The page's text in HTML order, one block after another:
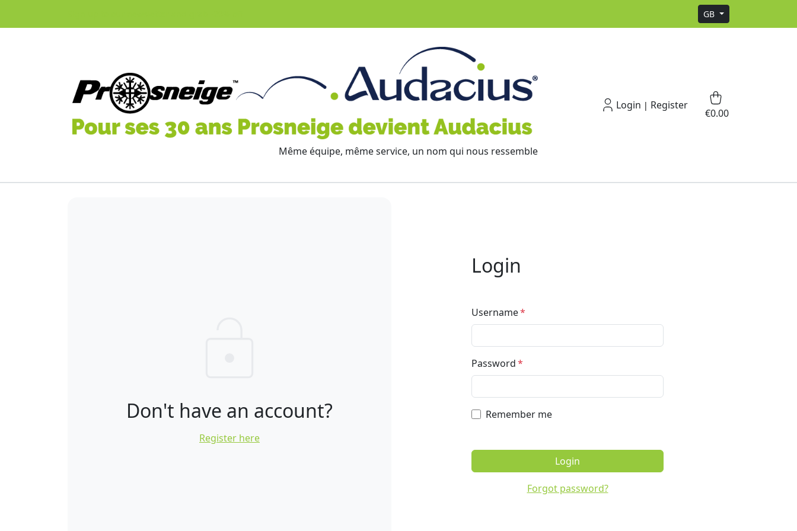
GB
Même équipe, même service, un nom qui nous ressemble
Login | Register
€0.00
Login
Username
Password
Remember me
Login
Forgot password?
Don't have an account?
Register here